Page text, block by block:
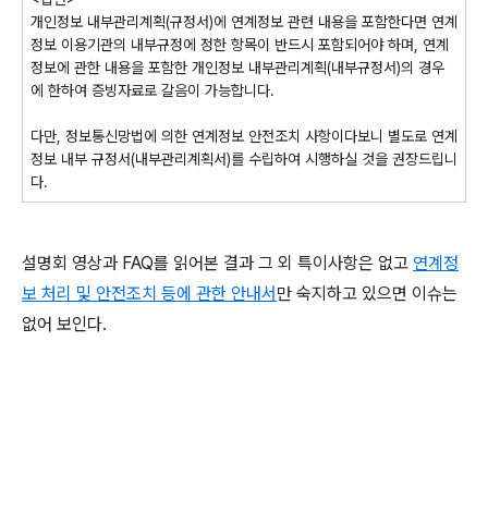
개인정보 내부관리계획(규정서)에 연계정보 관련 내용을 포함한다면 연계
정보 이용기관의 내부규정에 정한 항목이 반드시 포함되어야 하며, 연계
정보에 관한 내용을 포함한 개인정보 내부관리계획(내부규정서)의 경우
에 한하여 증빙자료로 갈음이 가능합니다.
다만, 정보통신망법에 의한 연계정보 안전조치 사항이다보니 별도로 연계
정보 내부 규정서(내부관리계획서)를 수립하여 시행하실 것을 권장드립니
다.
설명회 영상과 FAQ를 읽어본 결과 그 외 특이사항은 없고 연계정
보 처리 및 안전조치 등에 관한 안내서만 숙지하고 있으면 이슈는
없어 보인다.